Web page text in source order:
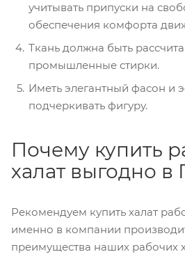
учитывать припуски на
обеспечения комфорта
Ткань должна быть
промышленные стирки.
Иметь элегантный фасон и
подчеркивать фигуру.
Почему купить
халат выгодно
Рекомендуем купить халат
именно в компании
преимущества наших рабочих